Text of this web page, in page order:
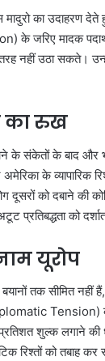
का उदाहरण
के जरिए मादक
नहीं उठा सकते।
का रुख
के संकेतों के बाद
के व्यापारिक
दूसरों को दबाने
को
यूरोप
तक सीमित
Tension)
प्रतिशत शुल्क लगाने
रिश्तों को तबाह कर